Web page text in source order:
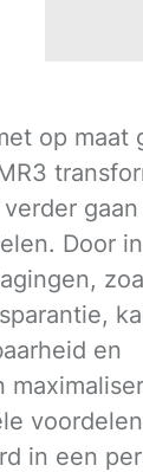
op maat
Door
en
in een